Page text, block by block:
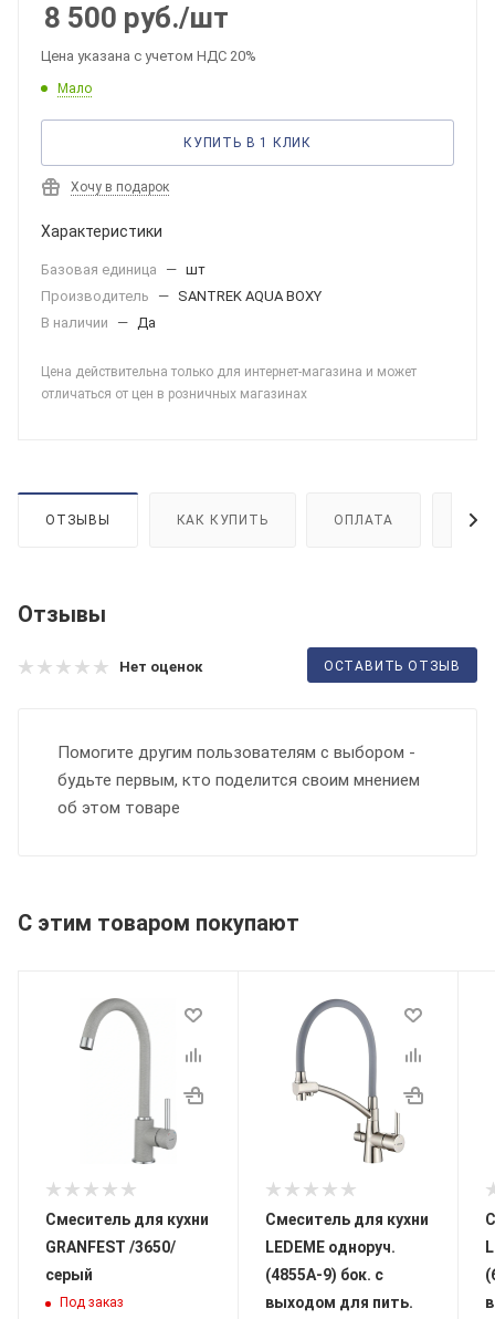
8 500 руб./шт
Цена указана с учетом НДС 20%
Мало
КУПИТЬ В 1 КЛИК
Хочу в подарок
Характеристики
Базовая единица — шт
Производитель
— SANTREK AQUA BOXY
В наличии
— Да
Цена действительна только для интернет-магазина и может
отличаться от цен в розничных магазинах
ОТЗЫВЫ КАК КУПИТЬ ОПЛАТА
Отзывы
Нет оценок ОСТАВИТЬ ОТЗЫВ
Помогите другим пользователям с выбором -
будьте первым, кто поделится своим мнением
об этом товаре
С этим товаром покупают
Смеситель для кухни
GRANFEST /3650/
серый
Под заказ
Смеситель для кухни
LEDEME одноруч.
(4855А-9) бок. с
выходом для пить.